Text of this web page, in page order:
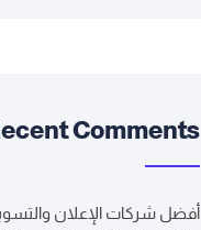
Comments
أفضل شركات الإعلان